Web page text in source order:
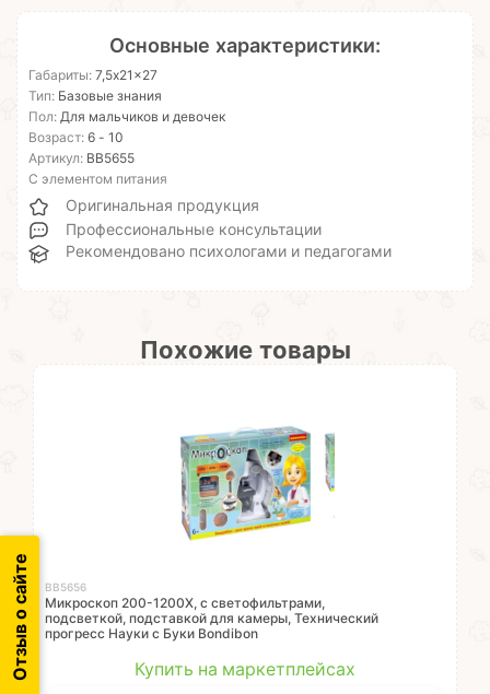
Основные характеристики:
Габариты: 7,5x21x27
Тип: Базовые знания
Пол: Для мальчиков и девочек
Возраст: 6 - 10
Артикул: ВВ5655
С элементом питания
Оригинальная продукция
Профессиональные консультации
Рекомендовано психологами и педагогами
Похожие товары
ВВ5656
Микроскоп 200-1200X, с светофильтрами,
подсветкой, подставкой для камеры, Технический
прогресс Науки с Буки Bondibon
Купить на маркетплейсах
Отзыв о сайте